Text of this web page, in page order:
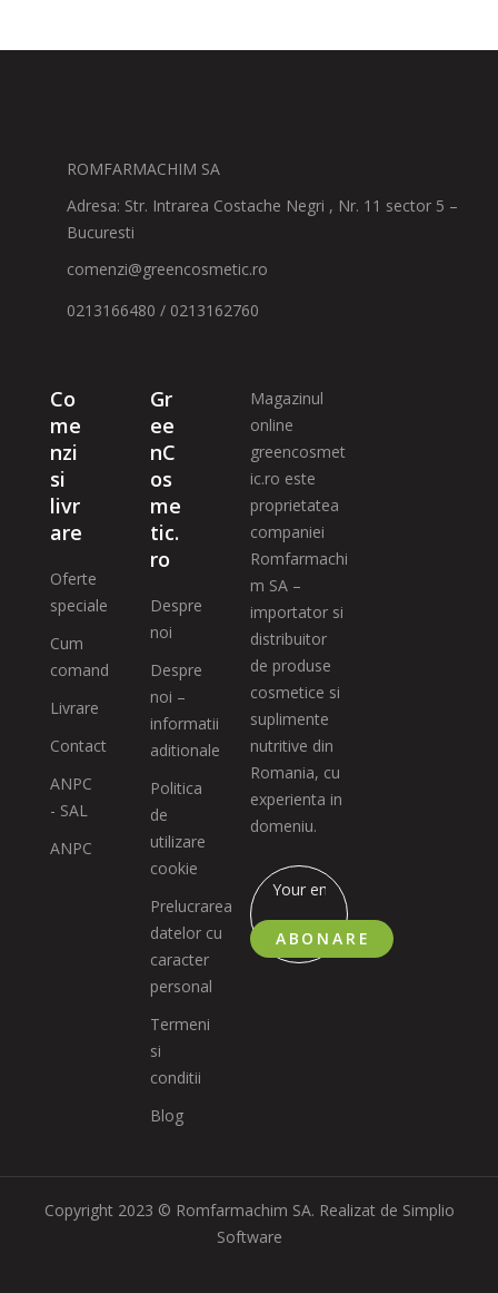
ROMFARMACHIM SA
Adresa: Str. Intrarea Costache Negri , Nr. 11 sector 5 –
Bucuresti
comenzi@greencosmetic.ro
0213166480 / 0213162760
Co
me
nzi
si
livr
are
Oferte
speciale
Cum
comand
Livrare
Contact
ANPC
- SAL
ANPC
Gr
ee
nC
os
me
tic.
ro
Despre
noi
Despre
noi –
informatii
aditionale
Politica
de
utilizare
cookie
Prelucrarea
datelor cu
caracter
personal
Termeni
si
conditii
Blog
Magazinul
online
greencosmet
ic.ro este
proprietatea
companiei
Romfarmachi
m SA –
importator si
distribuitor
de produse
cosmetice si
suplimente
nutritive din
Romania, cu
experienta in
domeniu.
ABONARE
Copyright 2023 © Romfarmachim SA. Realizat de Simplio
Software